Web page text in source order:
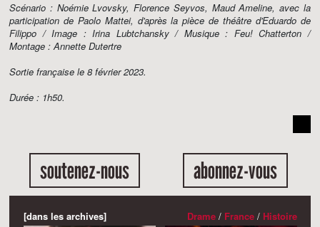
Scénario : Noémie Lvovsky, Florence Seyvos, Maud Ameline, avec la
participation de Paolo Mattei, d'après la pièce de théâtre d'Eduardo de
Filippo / Image : Irina Lubtchansky / Musique : Feu! Chatterton /
Montage : Annette Dutertre
Sortie française le 8 février 2023.
Durée : 1h50.
soutenez-nous abonnez-vous
[dans les archives] Drame/ France/ Histoire